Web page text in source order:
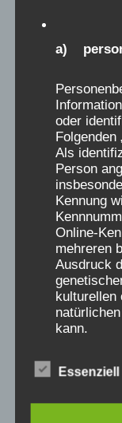
Erinnerungs-
Webseite der
freigeben
Wer daraus
zitiert,
Namen
nur initialisiert
unter:
Spenden für
a)
oder
Als
Person
Kennung
Online-
mehreren
Ausdruck
kulturellen
kann.
Essenziell